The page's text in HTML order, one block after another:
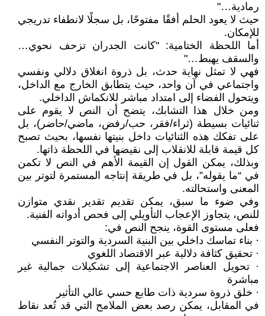
رمادية…"
حيث لا يعود الحلم أفقًا مفتوحًا، بل سجلًا لانطفاء تدريجي
للإمكان.
أما اللحظة الختامية: "كانت الجدران تزحف نحوي…
والسقف يهبط…"
فهي لا تمثل نهاية حدث، بل ذروة انغلاق دلالي ونفسي
واجتماعي في آن واحد، حيث يتطابق الخارج مع الداخل،
ويتحول الفضاء إلى امتداد مباشر للانكماش الداخلي.
ومن خلال هذا التشابك، يتضح أن النص لا يقوم على
ثنائيات بسيطة (ثراء/فقر، حب/رفض، ماضي/حاضر)، بل
على تفكك هذه الثنائيات داخل بنيتها نفسها، بحيث تصبح
كل قيمة قابلة للانقلاب إلى نقيضها في اللحظة ذاتها.
وبذلك، يمكن القول إن القيمة الأهم في النص لا تكمن
في “ما يقوله”، بل في طريقة إنتاجه المستمرة لتوتر بين
المعنى واستحالته.
وفي ضوء ما سبق، يمكن تقديم تقدير نقدي متوازن
للنص، يتجاوز الإعجاب التأويلي إلى فحص أدواته الفنية.
فعلى مستوى القوة، ينجح النص في:
· بناء تماسك داخلي بين البنية السردية والتوتر النفسي
· تحقيق كثافة دلالية عبر الاقتصاد اللغوي
· تحويل العناصر الاجتماعية إلى تشكيلات جمالية غير
مباشرة
· خلق ذروة سردية ذات طابع حسي عالي التأثير
في المقابل، يمكن رصد بعض الملامح التي قد تُعد نقاط